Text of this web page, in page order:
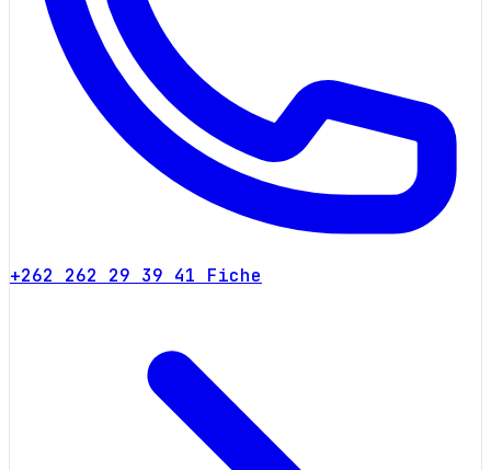
+262 262 29 39 41 Fiche